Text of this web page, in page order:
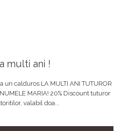
multi ani !
un calduros LA MULTI ANI TUTUROR
MARIA! 20% Discount tuturor
valabil doa...